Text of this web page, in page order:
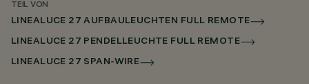
TEIL VON
LINEALUCE 27 AUFBAULEUCHTEN FULL REMOTE
LINEALUCE 27 PENDELLEUCHTE FULL REMOTE
LINEALUCE 27 SPAN-WIRE